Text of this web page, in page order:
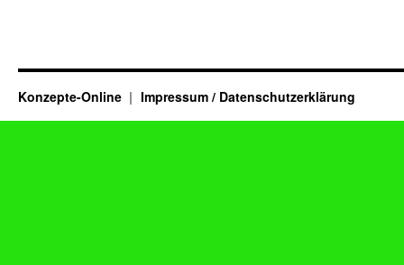
Konzepte-Online Impressum / Datenschutzerklärung